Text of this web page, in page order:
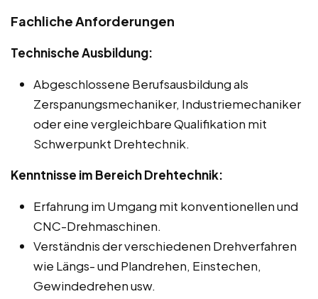
Fachliche Anforderungen
Technische Ausbildung:
Abgeschlossene Berufsausbildung als
Zerspanungsmechaniker, Industriemechaniker
oder eine vergleichbare Qualifikation mit
Schwerpunkt Drehtechnik.
Kenntnisse im Bereich Drehtechnik:
Erfahrung im Umgang mit konventionellen und
CNC-Drehmaschinen.
Verständnis der verschiedenen Drehverfahren
wie Längs- und Plandrehen, Einstechen,
Gewindedrehen usw.